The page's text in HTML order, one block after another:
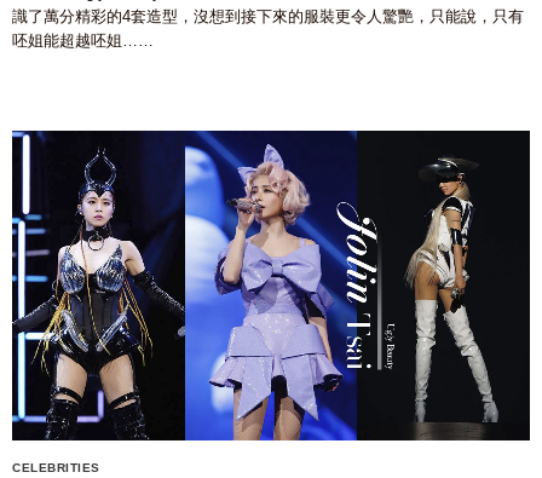
識了萬分精彩的4套造型，沒想到接下來的服裝更令人驚艷，只能說，只有
呸姐能超越呸姐……
CELEBRITIES